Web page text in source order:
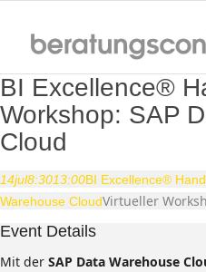
BI Excellence®
Workshop: SAP
Cloud
14jul8:3013:00BI Excellence®
Warehouse CloudVirtueller
Event Details
Mit der SAP Data Warehouse